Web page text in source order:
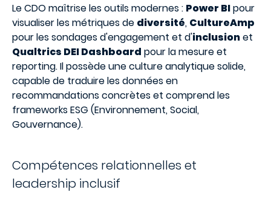
Le CDO maîtrise les outils modernes : Power BIpour
visualiser les métriques de diversité, CultureAmp
pour les sondages d'engagement et d'inclusionet
Qualtrics DEI Dashboard pour la mesure et
reporting. Il possède une culture analytique solide,
capable de traduire les données en
recommandations concrètes et comprend les
frameworks ESG (Environnement, Social,
Gouvernance).
Compétences relationnelles et
leadership inclusif